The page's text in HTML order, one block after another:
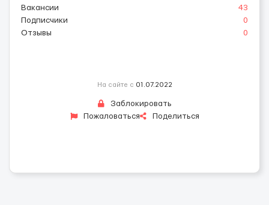
Вакансии
43
Подписчики
0
Отзывы
0
На сайте с 01.07.2022
Заблокировать
Пожаловаться
Поделиться